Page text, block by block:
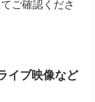
ご確認くださ
イブ映像など